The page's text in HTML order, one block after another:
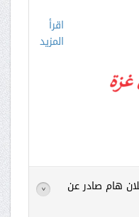
اقرأ
المزيد
هام صادر عن >